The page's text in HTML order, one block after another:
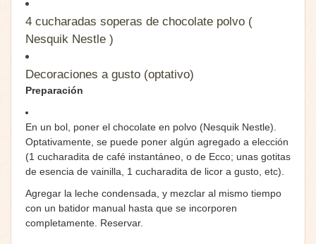
4 cucharadas soperas de chocolate polvo (
Nesquik Nestle )
Decoraciones a gusto (optativo)
Preparación
En un bol, poner el chocolate en polvo (Nesquik Nestle).
Optativamente, se puede poner algún agregado a elección
(1 cucharadita de café instantáneo, o de Ecco; unas gotitas
de esencia de vainilla, 1 cucharadita de licor a gusto, etc).
Agregar la leche condensada, y mezclar al mismo tiempo
con un batidor manual hasta que se incorporen
completamente. Reservar.